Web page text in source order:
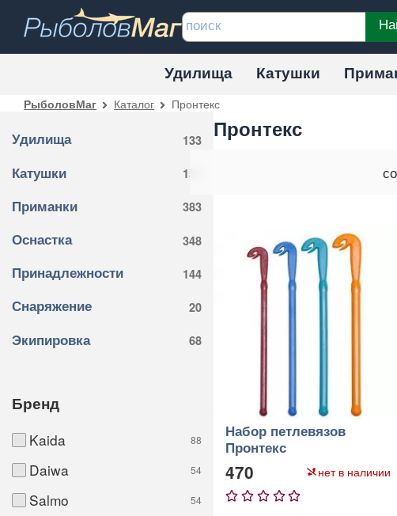
Удилища Катушки
РыболовМаг Каталог Пронтекс
Пронтекс
Набор петлевязов
Пронтекс
470 нет в наличии
Удилища 133
Катушки 151
Приманки 383
Оснастка 348
Принадлежности 144
Снаряжение 20
Экипировка 68
Бренд
Kaida 88
Daiwa 54
Salmo 54